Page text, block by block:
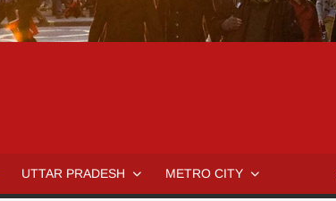
UTTAR PRADESH METRO CITY